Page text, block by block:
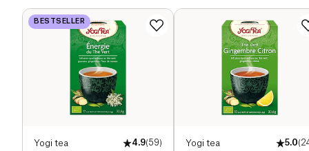
BESTSELLER
Yogi tea 4.9(59) Yogi tea 5.0(